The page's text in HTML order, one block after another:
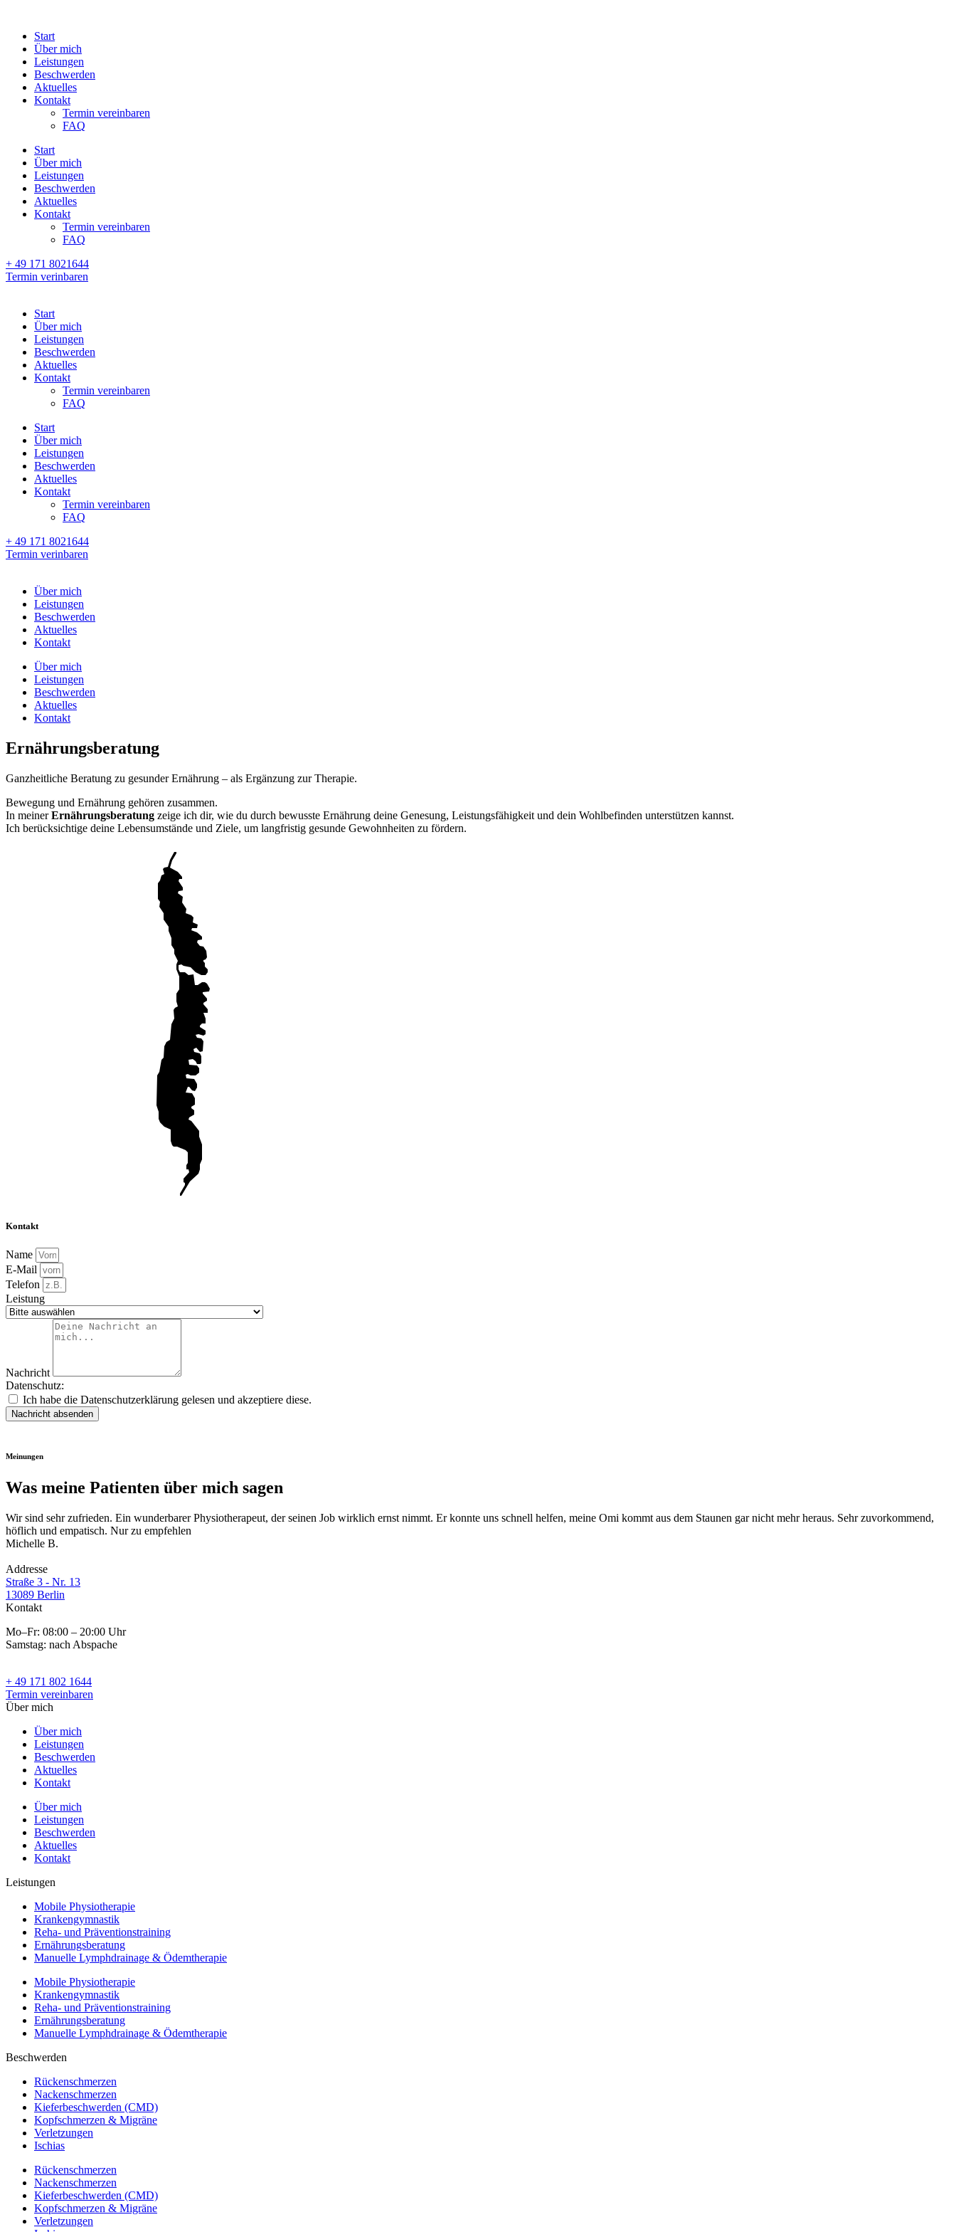
Start
Über mich
Leistungen
Beschwerden
Aktuelles
Kontakt
Termin vereinbaren
FAQ
Start
Über mich
Leistungen
Beschwerden
Aktuelles
Kontakt
Termin vereinbaren
FAQ
+ 49 171 8021644
Termin verinbaren
Start
Über mich
Leistungen
Beschwerden
Aktuelles
Kontakt
Termin vereinbaren
FAQ
Start
Über mich
Leistungen
Beschwerden
Aktuelles
Kontakt
Termin vereinbaren
FAQ
+ 49 171 8021644
Termin verinbaren
Über mich
Leistungen
Beschwerden
Aktuelles
Kontakt
Über mich
Leistungen
Beschwerden
Aktuelles
Kontakt
Ernährungsberatung
Ganzheitliche Beratung zu gesunder Ernährung – als Ergänzung zur Therapie.
Bewegung und Ernährung gehören zusammen.
In meinerErnährungsberatung zeige ich dir, wie du durch bewusste Ernährung deine Genesung, Leistungsfähigkeit und dein Wohlbefinden unterstützen kannst.
Ich berücksichtige deine Lebensumstände und Ziele, um langfristig gesunde Gewohnheiten zu fördern.
Kontakt
Name
E-Mail
Telefon
Leistung
Nachricht
Datenschutz:
Ich habe die Datenschutzerklärung gelesen und akzeptiere diese.
Nachricht absenden
Meinungen
Was meine Patienten über mich sagen
Wir sind sehr zufrieden. Ein wunderbarer Physiotherapeut, der seinen Job wirklich ernst nimmt. Er konnte uns schnell helfen, meine Omi kommt aus dem Staunen gar nicht mehr heraus. Sehr zuvorkommend,
höflich und empatisch. Nur zu empfehlen
Michelle B.
Addresse
Straße 3 - Nr. 13
13089 Berlin
Kontakt
Mo–Fr: 08:00 – 20:00 Uhr
Samstag: nach Abspache
+ 49 171 802 1644
Termin vereinbaren
Über mich
Über mich
Leistungen
Beschwerden
Aktuelles
Kontakt
Über mich
Leistungen
Beschwerden
Aktuelles
Kontakt
Leistungen
Mobile Physiotherapie
Krankengymnastik
Reha- und Präventionstraining
Ernährungsberatung
Manuelle Lymphdrainage & Ödemtherapie
Mobile Physiotherapie
Krankengymnastik
Reha- und Präventionstraining
Ernährungsberatung
Manuelle Lymphdrainage & Ödemtherapie
Beschwerden
Rückenschmerzen
Nackenschmerzen
Kieferbeschwerden (CMD)
Kopfschmerzen & Migräne
Verletzungen
Ischias
Rückenschmerzen
Nackenschmerzen
Kieferbeschwerden (CMD)
Kopfschmerzen & Migräne
Verletzungen